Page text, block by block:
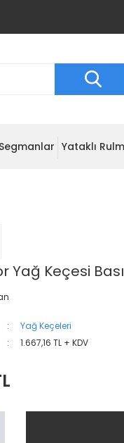
Segmanlar Yataklı
Yağ Keçesi
Yağ Keçeleri
1.667,16 TL + KDV